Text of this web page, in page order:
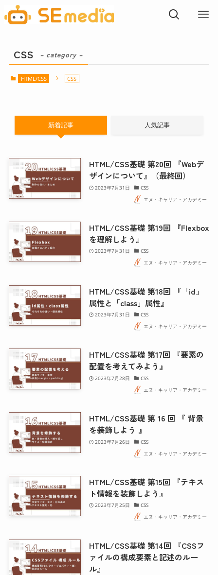
CSS – category –
HTML/CSS CSS
新着記事 人気記事
HTML/CSS基礎 第20回 『Webデ
ザインについて』（最終回）
2023年7月31日
CSS
エヌ・キャリア・アカデミー
HTML/CSS基礎 第19回 『Flexbox
を理解しよう』
2023年7月31日
CSS
エヌ・キャリア・アカデミー
HTML/CSS基礎 第18回 『「id」
属性と「class」属性』
2023年7月31日
CSS
エヌ・キャリア・アカデミー
HTML/CSS基礎 第17回 『要素の
配置を考えてみよう』
2023年7月28日
CSS
エヌ・キャリア・アカデミー
HTML/CSS基礎 第 16 回 『 背景
を装飾しよう 』
2023年7月26日
CSS
エヌ・キャリア・アカデミー
HTML/CSS基礎 第15回 『テキス
ト情報を装飾しよう』
2023年7月25日
CSS
エヌ・キャリア・アカデミー
HTML/CSS基礎 第14回 『CSSフ
ァイルの構成要素と記述のルー
ル』